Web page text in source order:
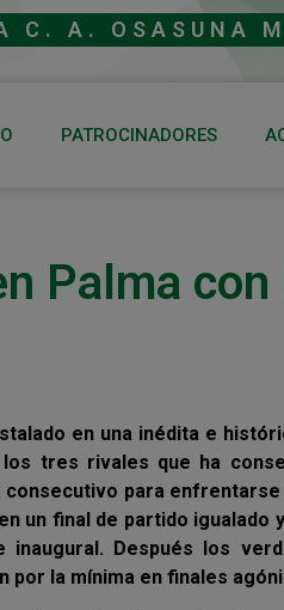
C. A. OSASUNA
PATROCINADORES
Palma con
en una inédita e
tres rivales que ha
para enfrentarse
un final de partido igualado
Después los
por la mínima en finales